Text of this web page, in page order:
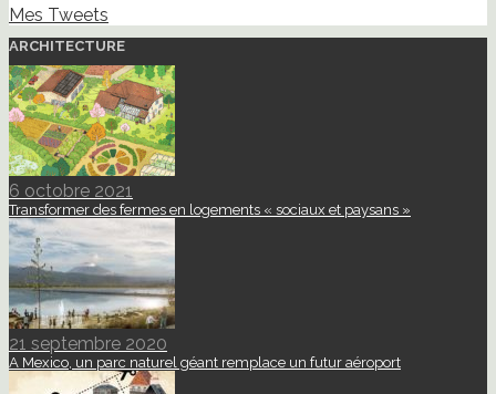
Mes Tweets
ARCHITECTURE
6 octobre 2021
Transformer des fermes en logements « sociaux et paysans »
21 septembre 2020
A Mexico, un parc naturel géant remplace un futur aéroport